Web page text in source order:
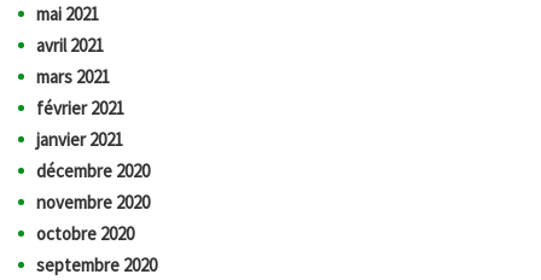
mai 2021
avril 2021
mars 2021
février 2021
janvier 2021
décembre 2020
novembre 2020
octobre 2020
septembre 2020